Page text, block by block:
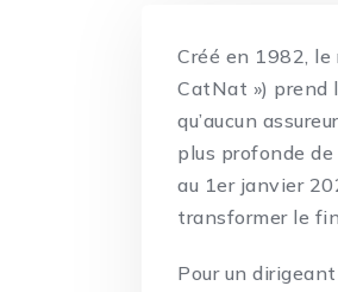
Créé en 1982,
CatNat ») prend
qu’aucun
plus profonde
au 1er janvier
transformer le
Pour un